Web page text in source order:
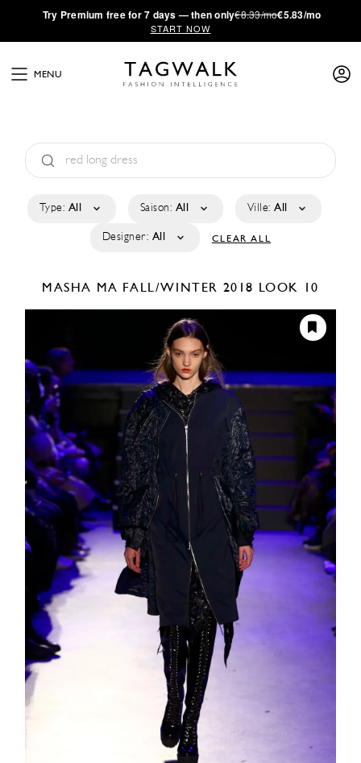
·Try Premium free for 7 days — then only€8.33/mo€5.83/mo
START NOW
MENU
Type: All Saison: All Ville: All
Designer: All CLEAR ALL
MASHA MA FALL/WINTER 2018 LOOK 10